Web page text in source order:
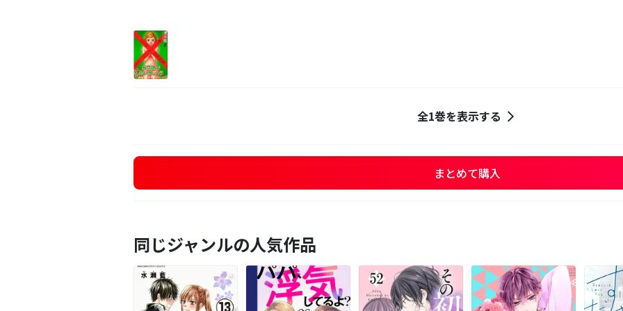
全1巻を表示する
まとめて購入
同じジャンルの人気作品